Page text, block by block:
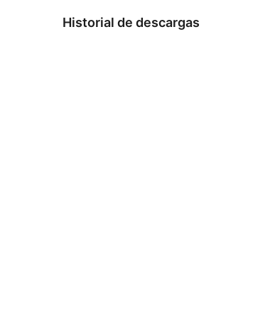
Historial de descargas